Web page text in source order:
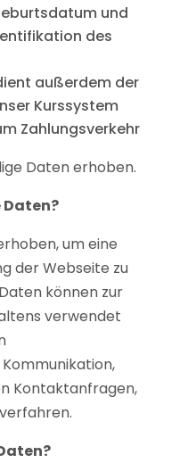
und
des
außerdem der
Kurssystem
Zahlungsverkehr
Daten erhoben.
Daten?
um eine
der Webseite zu
können zur
verwendet
Kontaktanfragen,